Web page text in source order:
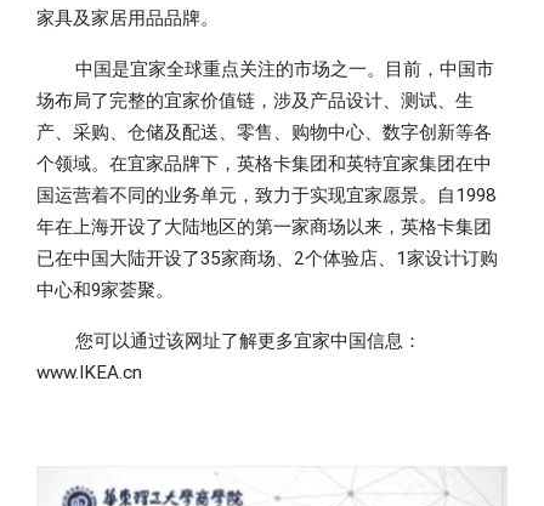
家具及家居用品品牌。
中国是宜家全球重点关注的市场之一。目前，中国市
场布局了完整的宜家价值链，涉及产品设计、测试、生
产、采购、仓储及配送、零售、购物中心、数字创新等各
个领域。在宜家品牌下，英格卡集团和英特宜家集团在中
国运营着不同的业务单元，致力于实现宜家愿景。自1998
年在上海开设了大陆地区的第一家商场以来，英格卡集团
已在中国大陆开设了35家商场、2个体验店、1家设计订购
中心和9家荟聚。
您可以通过该网址了解更多宜家中国信息：
www.IKEA.cn